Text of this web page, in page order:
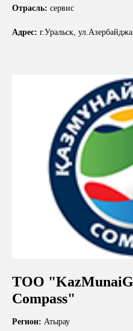
Отрасль: сервис
Адрес: г.Уральск,
ТОО
Compass"
Регион: Атырау